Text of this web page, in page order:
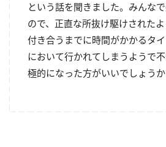
という話を聞きました。みんな
ので、正直な所抜け駆けされた
付き合うまでに時間がかかるタ
において行かれてしまうようで
極的になった方がいいでしょうか